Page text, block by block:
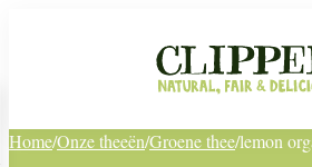
Home/Onze theeën/Groene thee/lemon